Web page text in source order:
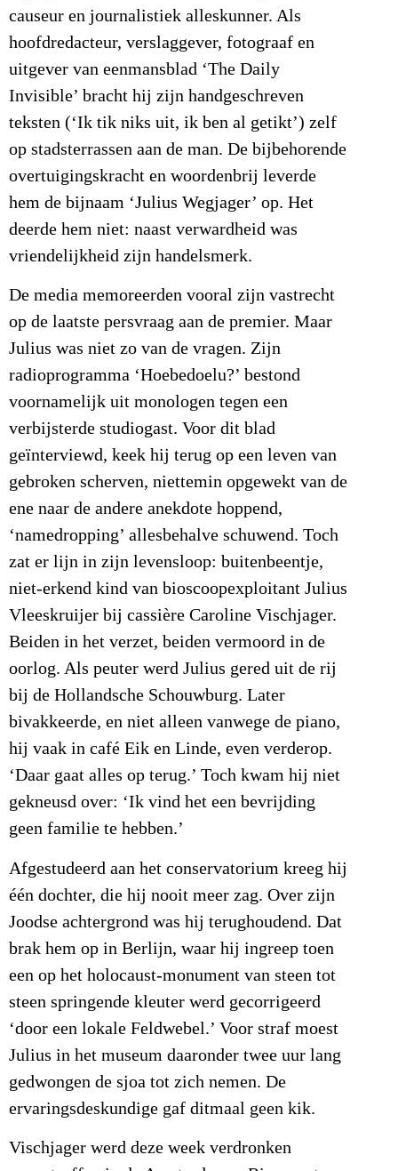
causeur en journalistiek alleskunner. Als
hoofdredacteur, verslaggever, fotograaf en
uitgever van eenmansblad ‘The Daily
Invisible’ bracht hij zijn handgeschreven
teksten (‘Ik tik niks uit, ik ben al getikt’) zelf
op stadsterrassen aan de man. De bijbehorende
overtuigingskracht en woordenbrij leverde
hem de bijnaam ‘Julius Wegjager’ op. Het
deerde hem niet: naast verwardheid was
vriendelijkheid zijn handelsmerk.
De media memoreerden vooral zijn vastrecht
op de laatste persvraag aan de premier. Maar
Julius was niet zo van de vragen. Zijn
radioprogramma ‘Hoebedoelu?’ bestond
voornamelijk uit monologen tegen een
verbijsterde studiogast. Voor dit blad
geïnterviewd, keek hij terug op een leven van
gebroken scherven, niettemin opgewekt van de
ene naar de andere anekdote hoppend,
‘namedropping’ allesbehalve schuwend. Toch
zat er lijn in zijn levensloop: buitenbeentje,
niet-erkend kind van bioscoopexploitant Julius
Vleeskruijer bij cassière Caroline Vischjager.
Beiden in het verzet, beiden vermoord in de
oorlog. Als peuter werd Julius gered uit de rij
bij de Hollandsche Schouwburg. Later
bivakkeerde, en niet alleen vanwege de piano,
hij vaak in café Eik en Linde, even verderop.
‘Daar gaat alles op terug.’ Toch kwam hij niet
gekneusd over: ‘Ik vind het een bevrijding
geen familie te hebben.’
Afgestudeerd aan het conservatorium kreeg hij
één dochter, die hij nooit meer zag. Over zijn
Joodse achtergrond was hij terughoudend. Dat
brak hem op in Berlijn, waar hij ingreep toen
een op het holocaust-monument van steen tot
steen springende kleuter werd gecorrigeerd
‘door een lokale Feldwebel.’ Voor straf moest
Julius in het museum daaronder twee uur lang
gedwongen de sjoa tot zich nemen. De
ervaringsdeskundige gaf ditmaal geen kik.
Vischjager werd deze week verdronken